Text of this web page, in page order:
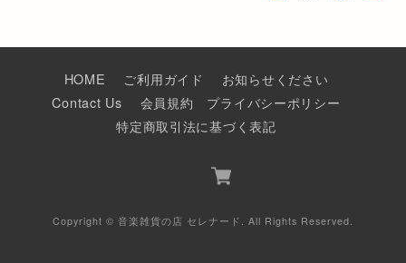
HOME ご利用ガイド
お知らせください
Contact Us
会員規約
プライバシーポリシー
特定商取引法に基づく表記
Copyright © 音楽雑貨の店 セレナード. All Rights Reserved.